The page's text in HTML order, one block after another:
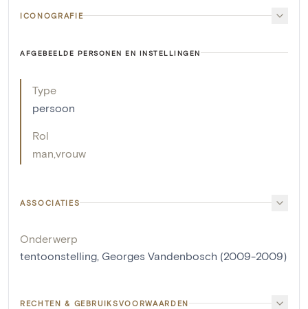
ICONOGRAFIE
AFGEBEELDE PERSONEN EN INSTELLINGEN
Type
persoon
Rol
man vrouw
ASSOCIATIES
Onderwerp
tentoonstelling, Georges Vandenbosch (2009-2009)
RECHTEN & GEBRUIKSVOORWAARDEN